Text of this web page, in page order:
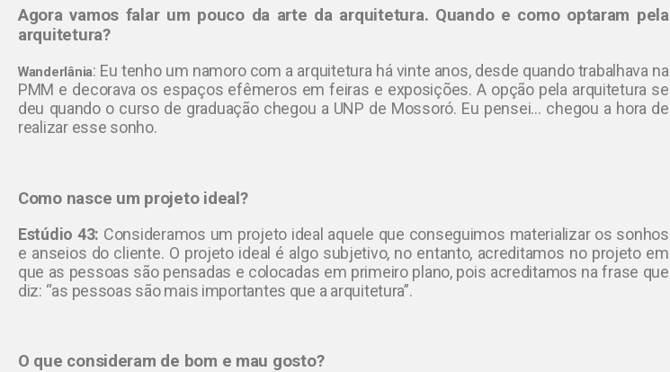
Agora vamos falar um pouco da arte da arquitetura. Quando e como optaram pela
arquitetura?
Wanderlânia: Eu tenho um namoro com a arquitetura há vinte anos, desde quando trabalhava na
PMM e decorava os espaços efêmeros em feiras e exposições. A opção pela arquitetura se
deu quando o curso de graduação chegou a UNP de Mossoró. Eu pensei… chegou a hora de
realizar esse sonho.
Como nasce um projeto ideal?
Estúdio 43: Consideramos um projeto ideal aquele que conseguimos materializar os sonhos
e anseios do cliente. O projeto ideal é algo subjetivo, no entanto, acreditamos no projeto em
que as pessoas são pensadas e colocadas em primeiro plano, pois acreditamos na frase que
diz: “as pessoas são mais importantes que a arquitetura”.
O que consideram de bom e mau gosto?